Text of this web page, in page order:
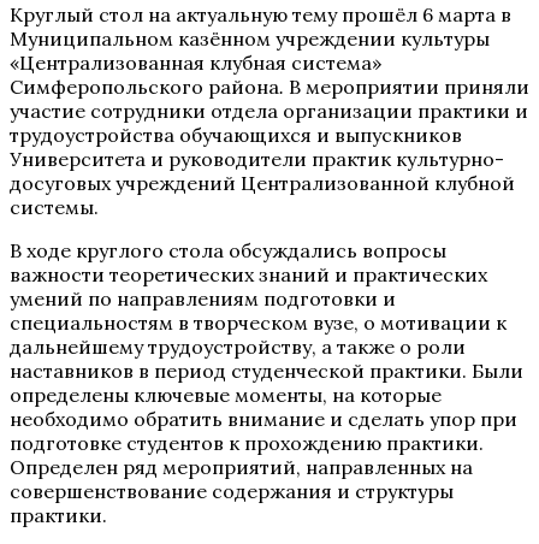
Круглый стол на актуальную тему прошёл 6 марта в
Муниципальном казённом учреждении культуры
«Централизованная клубная система»
Симферопольского района. В мероприятии приняли
участие сотрудники отдела организации практики и
трудоустройства обучающихся и выпускников
Университета и руководители практик культурно-
досуговых учреждений Централизованной клубной
системы.
В ходе круглого стола обсуждались вопросы
важности теоретических знаний и практических
умений по направлениям подготовки и
специальностям в творческом вузе, о мотивации к
дальнейшему трудоустройству, а также о роли
наставников в период студенческой практики. Были
определены ключевые моменты, на которые
необходимо обратить внимание и сделать упор при
подготовке студентов к прохождению практики.
Определен ряд мероприятий, направленных на
совершенствование содержания и структуры
практики.